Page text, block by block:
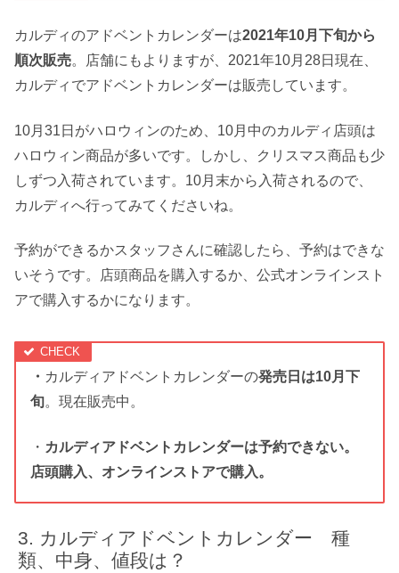
カルディのアドベントカレンダーは2021年10月下旬から
順次販売。店舗にもよりますが、 2021年10月28日現在、
カルディでアドベントカレンダーは販売 しています。
10月31日がハロウィンのため、10月中のカルディ店頭は
ハロウィン商品が多いです。しかし、クリスマス商品も少
しずつ入荷されています。10月末から入荷されるので、
カルディへ行ってみてくださいね。
予約ができるかスタッフさんに確認したら、 予約はできな
いそうです。店頭商品を購入するか、公式オンラインスト
アで購入するかになります。
・ カルディアドベントカレンダーの発売日は10月下
旬。現在販売中。
・ カルディアドベントカレンダーは予約できない。
店頭購入、オンラインストアで購入。
カルディアドベントカレンダー 種
類、中身、値段は？